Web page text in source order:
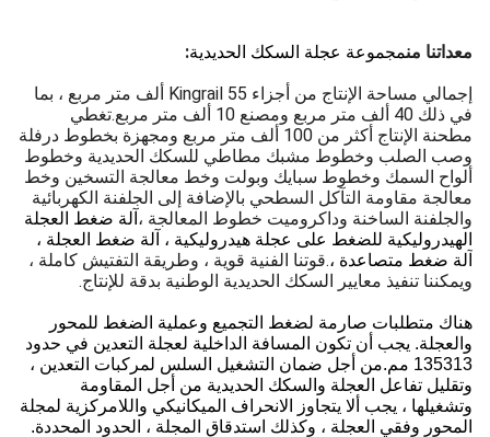
معداتنا منمجموعة عجلة السكك الحديدية:
إجمالي مساحة الإنتاج من أجزاء Kingrail 55 ألف متر مربع ، بما
في ذلك 40 ألف متر مربع ومصنع 10 ألف متر مربع.تغطي
مطحنة الإنتاج أكثر من 100 ألف متر مربع ومجهزة بخطوط درفلة
وصب الصلب وخطوط مشبك مطاطي للسكك الحديدية وخطوط
ألواح السمك وخطوط سبايك وبولت وخط معالجة التسخين وخط
معالجة مقاومة التآكل السطحي بالإضافة إلى الجلفنة الكهربائية
والجلفنة الساخنة وداكروميت خطوط المعالجة ،آلة ضغط العجلة
الهيدروليكية للضغط على عجلة هيدروليكية ، آلة ضغط العجلة ،
آلة ضغط متصاعدة ،.قوتنا الفنية قوية ، وطريقة التفتيش كاملة ،
ويمكننا تنفيذ معايير السكك الحديدية الوطنية بدقة للإنتاج.
هناك متطلبات صارمة لضغط التجميع وعملية الضغط للمحور
والعجلة. يجب أن تكون المسافة الداخلية لعجلة التعدين في حدود
135313 مم.من أجل ضمان التشغيل السلس لمركبات التعدين ،
وتقليل تفاعل العجلة والسكك الحديدية من أجل المقاومة
وتشغيلها ، يجب ألا يتجاوز الانحراف الميكانيكي واللامركزية لمجلة
المحور وفقي العجلة ، وكذلك استدقاق المجلة ، الحدود المحددة.